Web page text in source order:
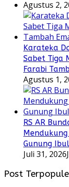
Agustus 2,
Karateka
Sabet Tiga
Farabi
Agustus 1,
RS AR
Gunung
Juli 31, 2026
Post